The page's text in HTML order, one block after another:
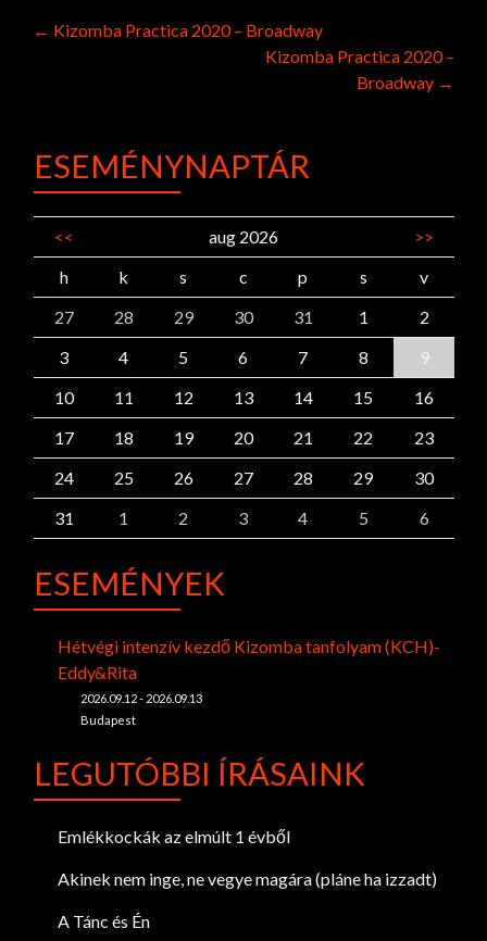
Post
← Kizomba Practica 2020 – Broadway
Kizomba Practica 2020 –
Broadway →
ESEMÉNYNAPTÁR
<< aug 2026
>>
h
k s c p s
v
27
28 29 30 31 1
2
3
4 5 6 7 8
9
10
11 12 13 14 15
16
17
18 19 20 21 22
23
24
25 26 27 28 29
30
31
1 2 3 4 5 6
ESEMÉNYEK
Hétvégi intenzív kezdő Kizomba tanfolyam (KCH)-
Eddy&Rita
2026.09.12 - 2026.09.13
Budapest
LEGUTÓBBI ÍRÁSAINK
Emlékkockák az elmúlt 1 évből
Akinek nem inge, ne vegye magára (pláne ha izzadt)
A Tánc és Én